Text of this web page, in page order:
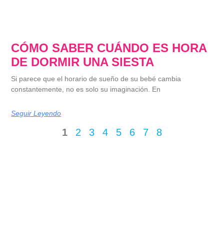
CÓMO SABER CUÁNDO ES HORA
DE DORMIR UNA SIESTA
Si parece que el horario de sueño de su bebé cambia
constantemente, no es solo su imaginación. En
Seguir Leyendo
1 2 3 4 5 6 7 8